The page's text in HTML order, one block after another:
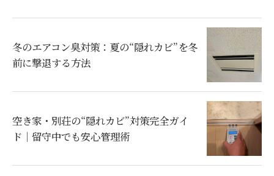
冬のエアコン臭対策：夏の“隠れカビ”を冬
前に撃退する方法
空き家・別荘の“隠れカビ”対策完全ガイ
ド｜留守中でも安心管理術